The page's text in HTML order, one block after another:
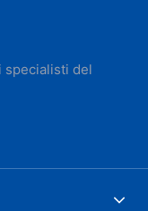
specialisti del